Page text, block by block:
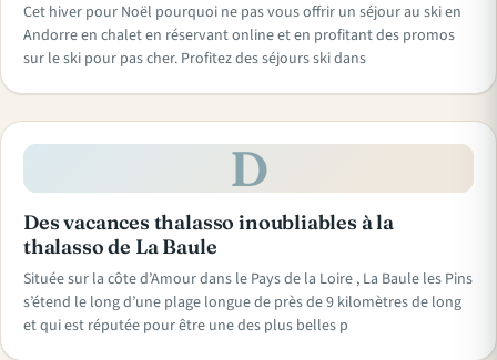
Cet hiver pour Noël pourquoi ne pas vous offrir un séjour au ski en
Andorre en chalet en réservant online et en profitant des promos
sur le ski pour pas cher. Profitez des séjours ski dans
D
Des vacances thalasso inoubliables à la
thalasso de La Baule
Située sur la côte d’Amour dans le Pays de la Loire , La Baule les Pins
s’étend le long d’une plage longue de près de 9 kilomètres de long
et qui est réputée pour être une des plus belles p